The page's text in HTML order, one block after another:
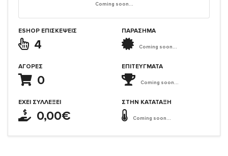
Coming soon...
ESHOP ΕΠΙΣΚΈΨΕΙΣ
4
ΑΓΟΡΈΣ
0
ΈΧΕΙ ΣΥΛΛΈΞΕΙ
0,00€
ΠΑΡΑΣΗΜΑ
Coming soon...
ΕΠΙΤΕΎΓΜΑΤΑ
Coming soon...
ΣΤΗΝ ΚΑΤΆΤΑΞΗ
Coming soon...